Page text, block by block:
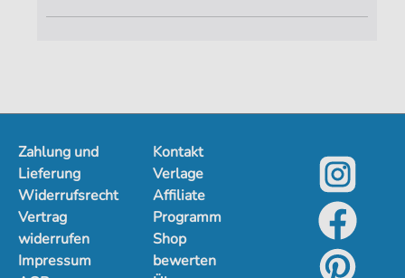
Zahlung und
Lieferung
Widerrufsrecht
Vertrag
widerrufen
Impressum
Kontakt
Verlage
Affiliate
Programm
Shop
bewerten